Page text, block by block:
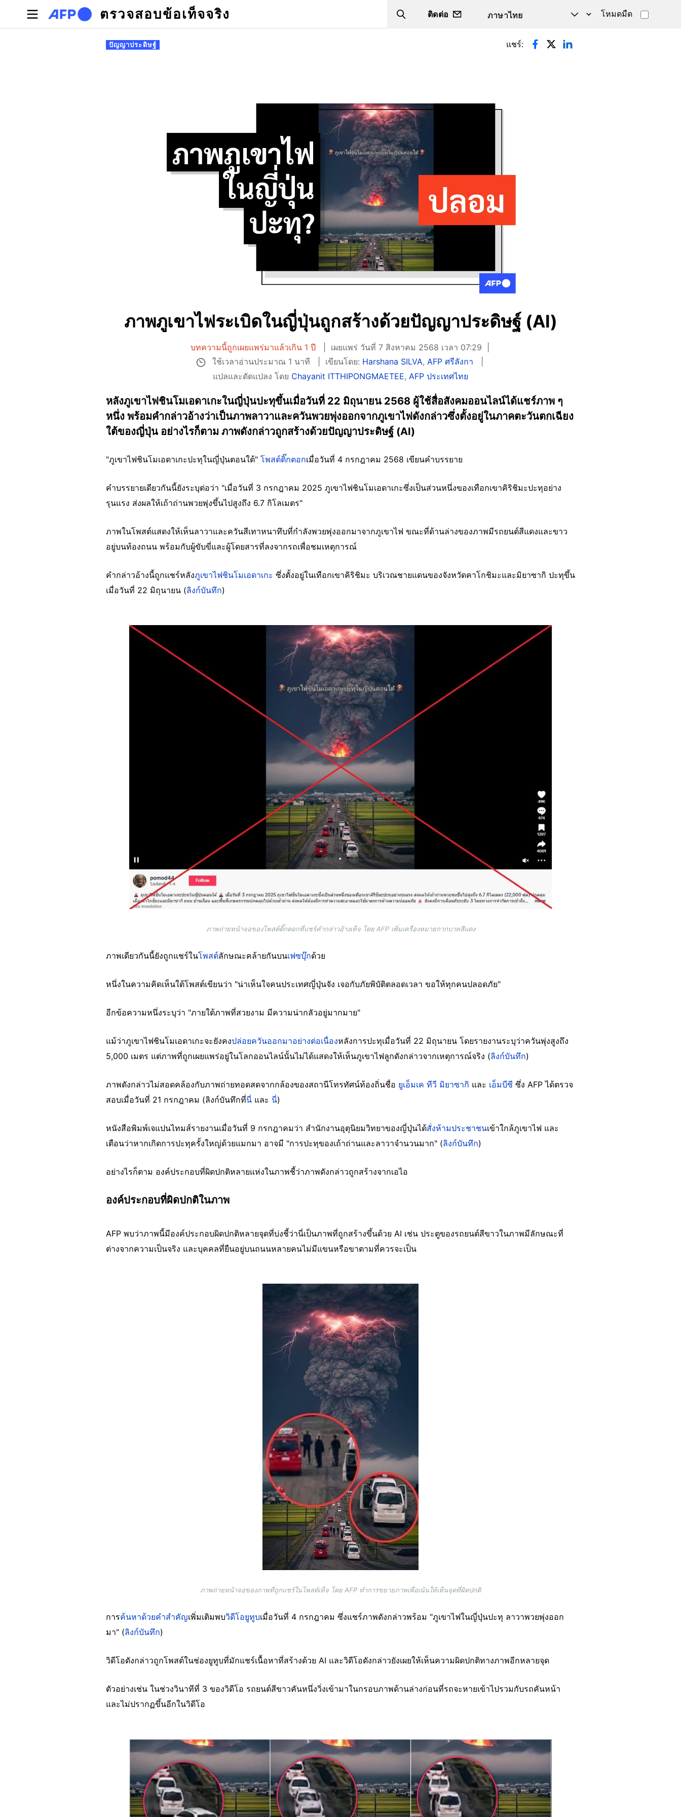
Skip to main content
ตรวจสอบข้อเท็จจริง Search
ติดต่อ โหมดมืด
Primary tabs
ปัญญาประดิษฐ์ แชร์:
ภาพภูเขาไฟระเบิดในญี่ปุ่นถูกสร้างด้วยปัญญาประดิษฐ์ (AI)
บทความนี้ถูกเผยแพร่มาแล้วเกิน 1 ปี
เผยแพร่ วันที่ 7 สิงหาคม 2568 เวลา 07:29
ใช้เวลาอ่านประมาณ 1 นาที
เขียนโดย: Harshana SILVA,AFP ศรีลังกา
แปลและดัดแปลง โดย Chayanit ITTHIPONGMAETEE, AFP ประเทศไทย
หลังภูเขาไฟชินโมเอดาเกะในญี่ปุ่นปะทุขึ้นเมื่อวันที่ 22 มิถุนายน 2568 ผู้ใช้สื่อสังคมออนไลน์ได้แชร์ภาพ ๆ
หนึ่ง พร้อมคำกล่าวอ้างว่าเป็นภาพลาวาและควันพวยพุ่งออกจากภูเขาไฟดังกล่าวซึ่งตั้งอยู่ในภาคตะวันตกเฉียง
ใต้ของญี่ปุ่น อย่างไรก็ตาม ภาพดังกล่าวถูกสร้างด้วยปัญญาประดิษฐ์ (AI)
"ภูเขาไฟชินโมเอดาเกะปะทุในญี่ปุ่นตอนใต้" โพสต์ติ๊กตอกเมื่อวันที่ 4 กรกฎาคม 2568 เขียนคำบรรยาย
คำบรรยายเดียวกันนี้ยังระบุต่อว่า "เมื่อวันที่ 3 กรกฎาคม 2025 ภูเขาไฟชินโมเอดาเกะซึ่งเป็นส่วนหนึ่งของเทือกเขาคิริชิมะปะทุอย่าง
รุนแรง ส่งผลให้เถ้าถ่านพวยพุ่งขึ้นไปสูงถึง 6.7 กิโลเมตร"
ภาพในโพสต์แสดงให้เห็นลาวาและควันสีเทาหนาทึบที่กำลังพวยพุ่งออกมาจากภูเขาไฟ ขณะที่ด้านล่างของภาพมีรถยนต์สีแดงและขาว
อยู่บนท้องถนน พร้อมกับผู้ขับขี่และผู้โดยสารที่ลงจากรถเพื่อชมเหตุการณ์
คำกล่าวอ้างนี้ถูกแชร์หลังภูเขาไฟชินโมเอดาเกะ ซึ่งตั้งอยู่ในเทือกเขาคิริชิมะ บริเวณชายแดนของจังหวัดคาโกชิมะและมิยาซากิ ปะทุขึ้น
เมื่อวันที่ 22 มิถุนายน (ลิงก์บันทึก)
Image
ภาพถ่ายหน้าจอของโพสต์ติ๊กตอกที่แชร์คำกล่าวอ้างเท็จ โดย AFP เพิ่มเครื่องหมายกากบาทสีแดง
ภาพเดียวกันนี้ยังถูกแชร์ในโพสต์ลักษณะคล้ายกันบนเฟซบุ๊กด้วย
หนึ่งในความคิดเห็นใต้โพสต์เขียนว่า "น่าเห็นใจคนประเทศญี่ปุ่นจัง เจอกับภัยพิบัติตลอดเวลา ขอให้ทุกคนปลอดภัย"
อีกข้อความหนึ่งระบุว่า "ภายใต้ภาพที่สวยงาม มีความน่ากลัวอยู่มากมาย"
แม้ว่าภูเขาไฟชินโมเอดาเกะจะยังคงปล่อยควันออกมาอย่างต่อเนื่องหลังการปะทุเมื่อวันที่ 22 มิถุนายน โดยรายงานระบุว่าควันพุ่งสูงถึง
5,000 เมตร แต่ภาพที่ถูกเผยแพร่อยู่ในโลกออนไลน์นั้นไม่ได้แสดงให้เห็นภูเขาไฟลูกดังกล่าวจากเหตุการณ์จริง (ลิงก์บันทึก)
ภาพดังกล่าวไม่สอดคล้องกับภาพถ่ายทอดสดจากกล้องของสถานีโทรทัศน์ท้องถิ่นชื่อ ยูเอ็มเค ทีวี มิยาซากิ และ เอ็มบีซี ซึ่ง AFP ได้ตรวจ
สอบเมื่อวันที่ 21 กรกฎาคม (ลิงก์บันทึกที่นี่ และ นี่)
หนังสือพิมพ์เจแปนไทมส์รายงานเมื่อวันที่ 9 กรกฎาคมว่า สำนักงานอุตุนิยมวิทยาของญี่ปุ่นได้สั่งห้ามประชาชนเข้าใกล้ภูเขาไฟ และ
เตือนว่าหากเกิดการปะทุครั้งใหญ่ด้วยแมกมา อาจมี "การปะทุของเถ้าถ่านและลาวาจำนวนมาก" (ลิงก์บันทึก)
อย่างไรก็ตาม องค์ประกอบที่ผิดปกติหลายแห่งในภาพชี้ว่าภาพดังกล่าวถูกสร้างจากเอไอ
องค์ประกอบที่ผิดปกติในภาพ
AFP พบว่าภาพนี้มีองค์ประกอบผิดปกติหลายจุดที่บ่งชี้ว่านี่เป็นภาพที่ถูกสร้างขึ้นด้วย AI เช่น ประตูของรถยนต์สีขาวในภาพมีลักษณะที่
ต่างจากความเป็นจริง และบุคคลที่ยืนอยู่บนถนนหลายคนไม่มีแขนหรือขาตามที่ควรจะเป็น
ภาพถ่ายหน้าจอของภาพที่ถูกแชร์ในโพสต์เท็จ โดย AFP ทำการขยายภาพเพื่อเน้นให้เห็นจุดที่ผิดปกติ
การค้นหาด้วยคำสำคัญเพิ่มเติมพบวิดีโอยูทูบเมื่อวันที่ 4 กรกฎาคม ซึ่งแชร์ภาพดังกล่าวพร้อม "ภูเขาไฟในญี่ปุ่นปะทุ ลาวาพวยพุ่งออก
มา" (ลิงก์บันทึก)
วิดีโอดังกล่าวถูกโพสต์ในช่องยูทูบที่มักแชร์เนื้อหาที่สร้างด้วย AI และวิดีโอดังกล่าวยังเผยให้เห็นความผิดปกติทางภาพอีกหลายจุด
ตัวอย่างเช่น ในช่วงวินาทีที่ 3 ของวิดีโอ รถยนต์สีขาวคันหนึ่งวิ่งเข้ามาในกรอบภาพด้านล่างก่อนที่รถจะหายเข้าไปรวมกับรถคันหน้า
และไม่ปรากฏขึ้นอีกในวิดีโอ